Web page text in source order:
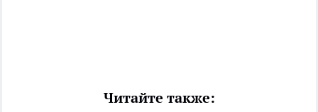
Читайте также: